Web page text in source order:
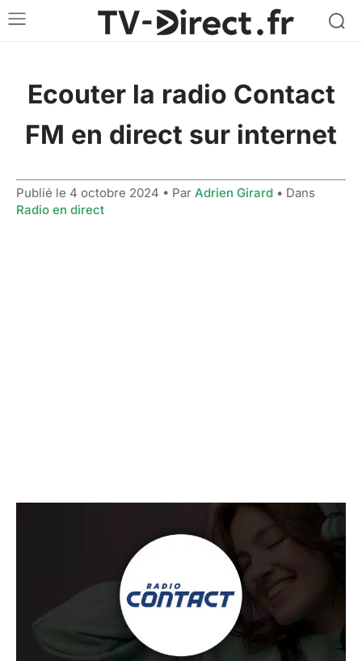
Ecouter la radio Contact
FM en direct sur internet
Publié le 4 octobre 2024 • Par Adrien Girard • Dans
Radio en direct